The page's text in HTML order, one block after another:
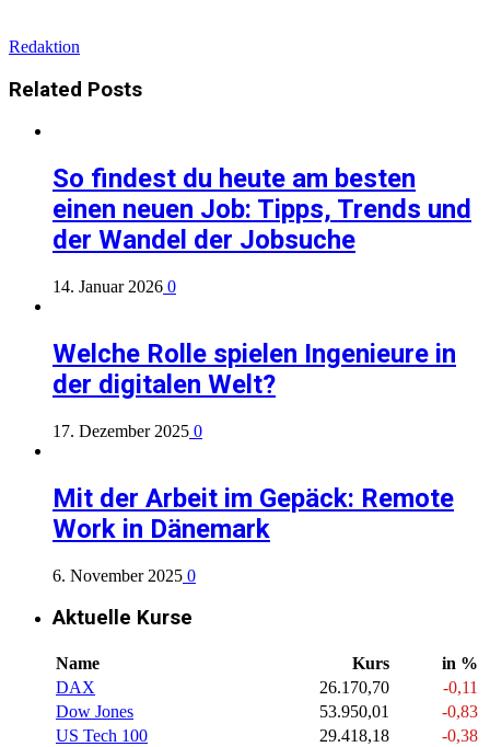
Redaktion
Related Posts
So findest du heute am besten
einen neuen Job: Tipps, Trends und
der Wandel der Jobsuche
14. Januar 2026 0
Welche Rolle spielen Ingenieure in
der digitalen Welt?
17. Dezember 2025 0
Mit der Arbeit im Gepäck: Remote
Work in Dänemark
6. November 2025 0
Aktuelle Kurse
Name Kurs
in %
DAX
26.170,70
-0,11
Dow Jones
53.950,01
-0,83
US Tech 100
29.418,18
-0,38